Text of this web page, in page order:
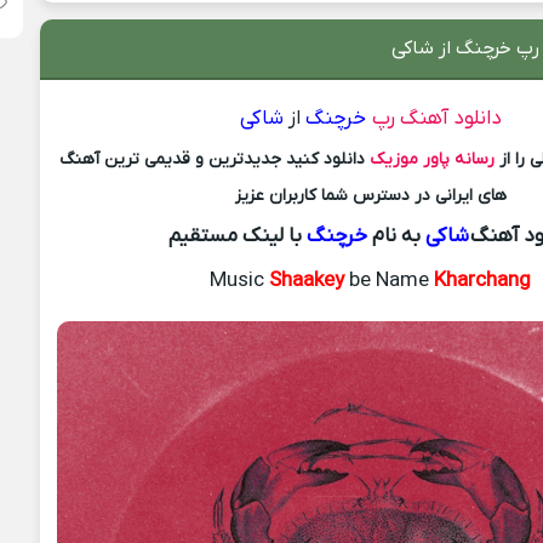
رپ خرچنگ از شاکی
دانلود آهنگ رپ خرچنگ از شاکی
را از رسانه پاور موزیک دانلود کنید جدیدترین و قدیمی ترین آهنگ
های ایرانی در دسترس شما کاربران عزیز
آهنگشاکیبه نامخرچنگبا لینک مستقیم
Music Shaakeybe Name Kharchang